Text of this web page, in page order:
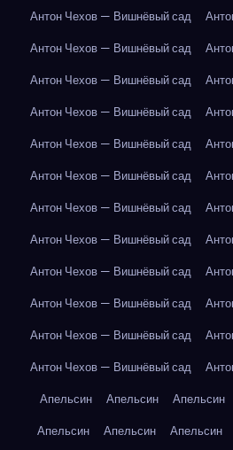
Антон Чехов — Вишнёвый сад
Антон Чехов — Вишнёвый сад
Антон Чехов — Вишнёвый сад
Антон Чехов — Вишнёвый сад
Антон Чехов — Вишнёвый сад
Антон Чехов — Вишнёвый сад
Антон Чехов — Вишнёвый сад
Антон Чехов — Вишнёвый сад
Антон Чехов — Вишнёвый сад
Антон Чехов — Вишнёвый сад
Антон Чехов — Вишнёвый сад
Антон Чехов — Вишнёвый сад
Апельсин
Апельсин Апельсин
Апельсин
Апельсин Апельсин